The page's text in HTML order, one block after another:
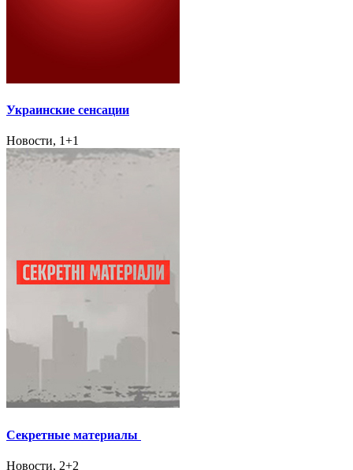
Украинские сенсации
Новости, 1+1
Секретные материалы
Новости, 2+2